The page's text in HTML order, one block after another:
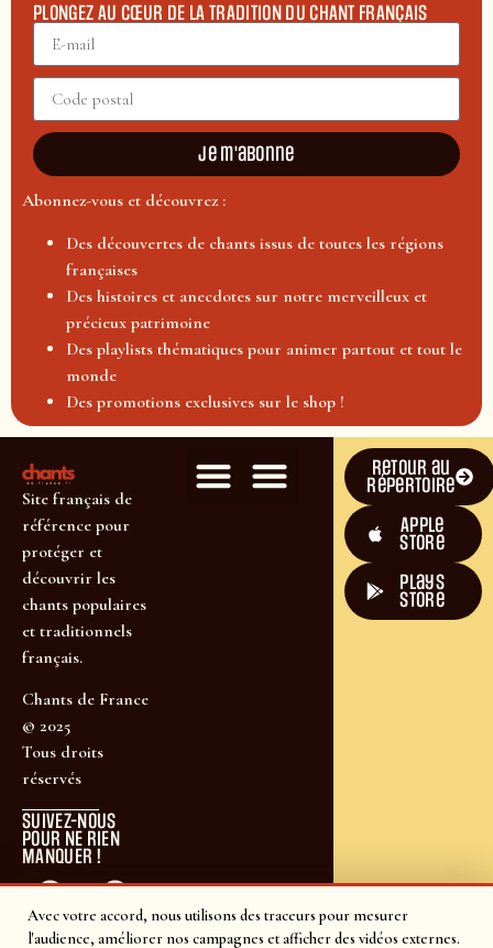
Avec votre accord, nous utilisons des traceurs pour mesurer
l'audience, améliorer nos campagnes et afficher des vidéos externes.
PLONGEZ AU CŒUR DE LA TRADITION DU CHANT FRANÇAIS
Je m'abonne
Abonnez-vous et découvrez :
Des découvertes de chants issus de toutes les régions
françaises
Des histoires et anecdotes sur notre merveilleux et
précieux patrimoine
Des playlists thématiques pour animer partout et tout le
monde
Des promotions exclusives sur le shop !
Site français de
référence pour
protéger et
découvrir les
chants populaires
et traditionnels
français.
Chants de France
© 2025
Tous droits
réservés
SUIVEZ-NOUS
POUR NE RIEN
MANQUER !
Retour au
répertoire
Apple
Store
plays
store